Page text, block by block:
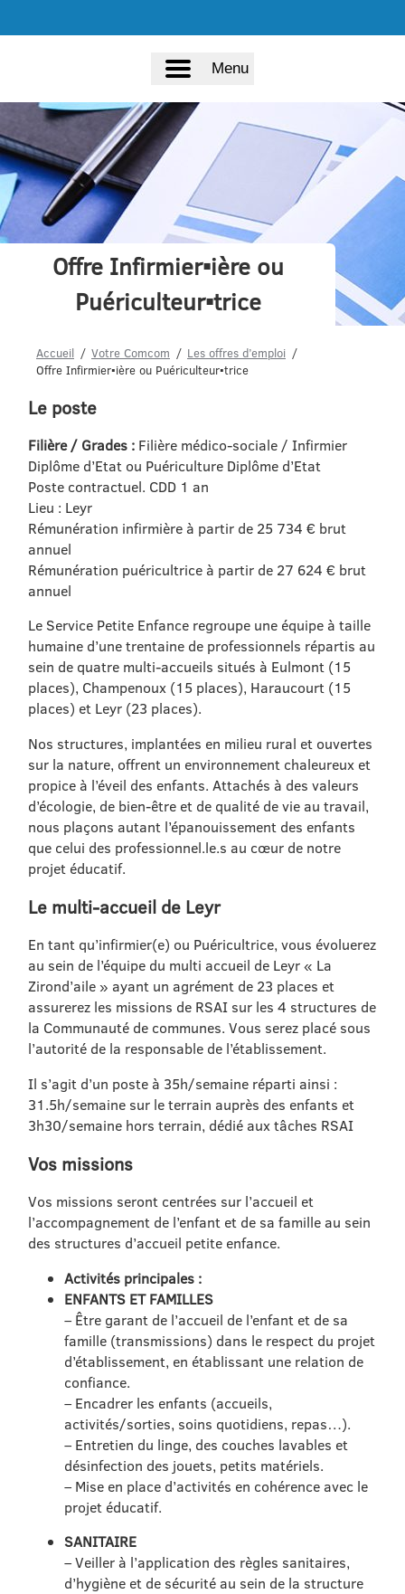
Menu
Offre Infirmier▪ière ou
Puériculteur▪trice
Accueil Votre Comcom
Les offres d’emploi
Offre Infirmier▪ière ou Puériculteur▪trice
Le poste
Filière / Grades : Filière médico-sociale / Infirmier
Diplôme d’Etat ou Puériculture Diplôme d’Etat
Poste contractuel. CDD 1 an
Lieu : Leyr
Rémunération infirmière à partir de 25 734 € brut
annuel
Rémunération puéricultrice à partir de 27 624 € brut
annuel
Le Service Petite Enfance regroupe une équipe à taille
humaine d’une trentaine de professionnels répartis au
sein de quatre multi-accueils situés à Eulmont (15
places), Champenoux (15 places), Haraucourt (15
places) et Leyr (23 places).
Nos structures, implantées en milieu rural et ouvertes
sur la nature, offrent un environnement chaleureux et
propice à l’éveil des enfants. Attachés à des valeurs
d’écologie, de bien-être et de qualité de vie au travail,
nous plaçons autant l’épanouissement des enfants
que celui des professionnel.le.s au cœur de notre
projet éducatif.
Le multi-accueil de Leyr
En tant qu’infirmier(e) ou Puéricultrice, vous évoluerez
au sein de l’équipe du multi accueil de Leyr « La
Zirond’aile » ayant un agrément de 23 places et
assurerez les missions de RSAI sur les 4 structures de
la Communauté de communes. Vous serez placé sous
l’autorité de la responsable de l’établissement.
Il s’agit d’un poste à 35h/semaine réparti ainsi :
31.5h/semaine sur le terrain auprès des enfants et
3h30/semaine hors terrain, dédié aux tâches RSAI
Vos missions
Vos missions seront centrées sur l’accueil et
l’accompagnement de l’enfant et de sa famille au sein
des structures d’accueil petite enfance.
Activités principales :
ENFANTS ET FAMILLES
– Être garant de l’accueil de l’enfant et de sa
famille (transmissions) dans le respect du projet
d’établissement, en établissant une relation de
confiance.
– Encadrer les enfants (accueils,
activités/sorties, soins quotidiens, repas…).
– Entretien du linge, des couches lavables et
désinfection des jouets, petits matériels.
– Mise en place d’activités en cohérence avec le
projet éducatif.
SANITAIRE
– Veiller à l’application des règles sanitaires,
d’hygiène et de sécurité au sein de la structure